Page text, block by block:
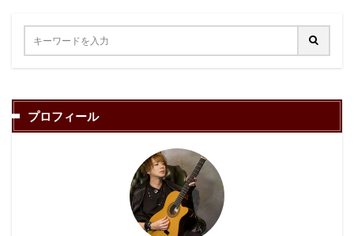
プロフィール